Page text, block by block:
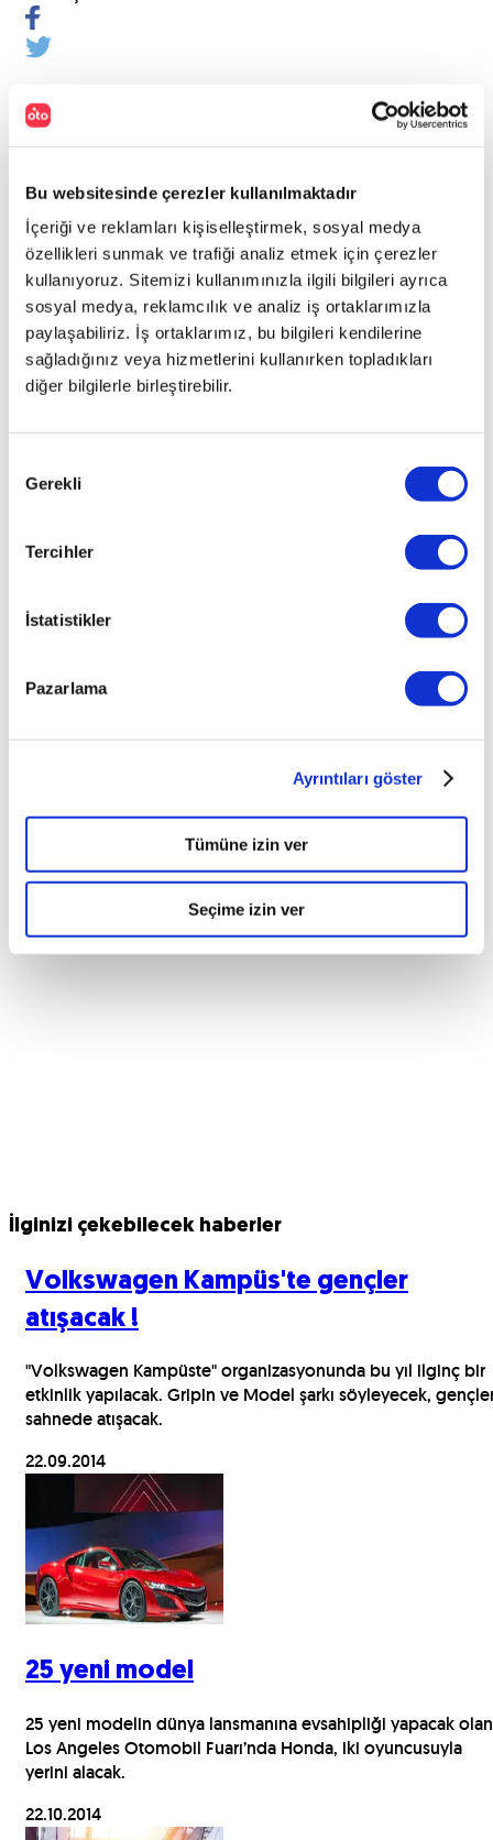
Bu websitesinde çerezler kullanılmaktadır
İçeriği ve reklamları kişiselleştirmek, sosyal medya
özellikleri sunmak ve trafiği analiz etmek için çerezler
kullanıyoruz. Sitemizi kullanımınızla ilgili bilgileri ayrıca
sosyal medya, reklamcılık ve analiz iş ortaklarımızla
paylaşabiliriz. İş ortaklarımız, bu bilgileri kendilerine
sağladığınız veya hizmetlerini kullanırken topladıkları
diğer bilgilerle birleştirebilir.
Seçimi
Gerekli
Tercihler
İstatistikler
Pazarlama
Ayrıntıları göster
Tümüne izin ver
Seçime izin ver
İlginizi çekebilecek haberler
Volkswagen Kampüs'te gençler
atışacak !
"Volkswagen Kampüste" organizasyonunda bu yıl ilginç bir
etkinlik yapılacak. Gripin ve Model şarkı söyleyecek,
sahnede atışacak.
22.09.2014
25 yeni model
25 yeni modelin dünya lansmanına evsahipliği yapacak olan
Los Angeles Otomobil Fuarı’nda Honda, iki oyuncusuyla
yerini alacak.
22.10.2014